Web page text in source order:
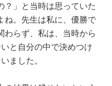
？」と当時は思っていた
ね。先生は私に、優勝で
わらず、私は、当時から
と自分の中で決めつけ
ました。